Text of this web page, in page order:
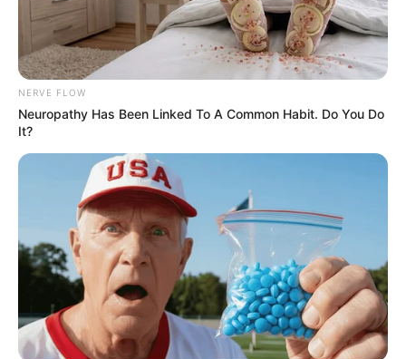
NERVE FLOW
Neuropathy Has Been Linked To A Common Habit. Do You Do
It?